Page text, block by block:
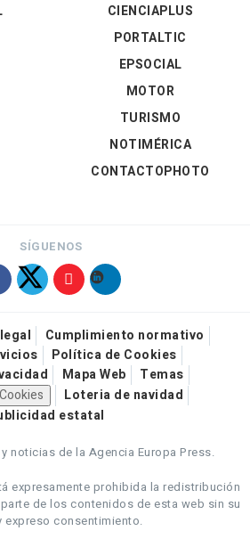
CIENCIAPLUS
PORTALTIC
EPSOCIAL
MOTOR
TURISMO
NOTIMÉRICA
CONTACTOPHOTO
SÍGUENOS
Cumplimiento normativo
Política de Cookies
Mapa Web
Temas
Loteria de navidad
estatal
noticias de la Agencia Europa Press.
expresamente prohibida la redistribución
de los contenidos de esta web sin su
expreso consentimiento.